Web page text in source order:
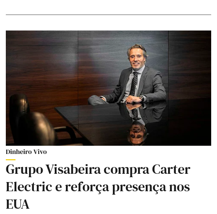
Dinheiro Vivo
Grupo Visabeira compra Carter
Electric e reforça presença nos
EUA